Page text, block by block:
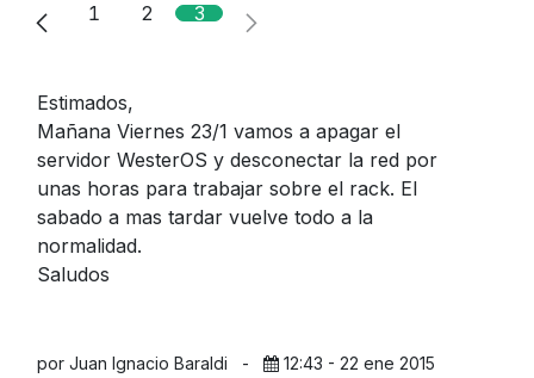
1 2 3
Estimados,
Mañana Viernes 23/1 vamos a apagar el
servidor WesterOS y desconectar la red por
unas horas para trabajar sobre el rack. El
sabado a mas tardar vuelve todo a la
normalidad.
Saludos
por Juan Ignacio Baraldi - 12:43 - 22 ene 2015